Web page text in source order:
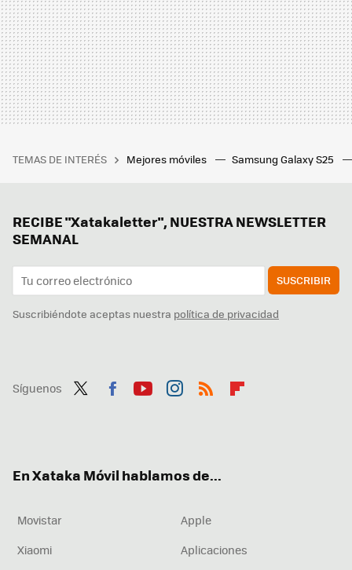
TEMAS DE INTERÉS Mejores móviles Samsung Galaxy S25
RECIBE "Xatakaletter", NUESTRA NEWSLETTER
SEMANAL
SUSCRIBIR
Suscribiéndote aceptas nuestra política de privacidad
Síguenos
En Xataka Móvil hablamos de...
Movistar
Apple
Xiaomi
Aplicaciones